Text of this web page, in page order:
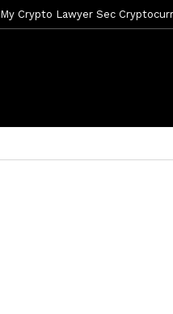
My Crypto Lawyer Sec
My Crypto Lawyer Sec
My Crypto Lawyer Sec News
My Crypto Lawyer Sec